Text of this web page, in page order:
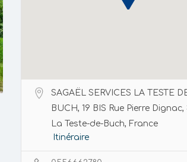
SAGAËL SERVICES LA TESTE
BUCH, 19 BIS Rue Pierre
La Teste-de-Buch, France
Itinéraire